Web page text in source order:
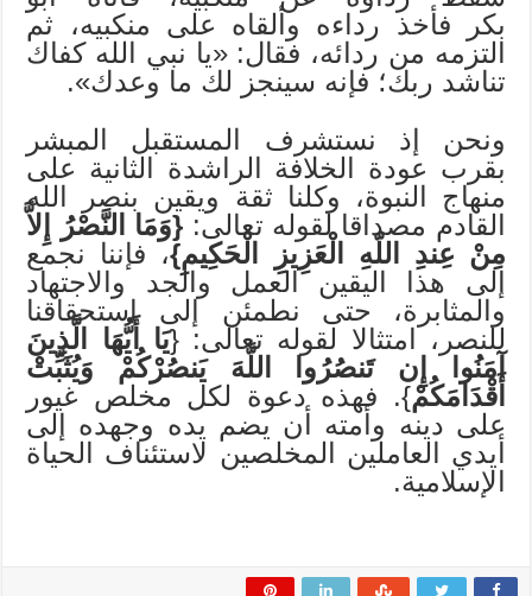
بكر فأخذ رداءه وألقاه على منكبيه، ثم
التزمه من ردائه، فقال: «يا نبي الله كفاك
تناشد ربك؛ فإنه سينجز لك ما وعدك».
ونحن إذ نستشرف المستقبل المبشر
بقرب عودة الخلافة الراشدة الثانية على
منهاج النبوة، وكلنا ثقة ويقين بنصر الله
القادم مصداقا لقوله تعالى: {وَمَا النَّصْرُ إِلاَّ
مِنْ عِندِ اللّهِ الْعَزِيزِ الْحَكِيمِ}، فإننا نجمع
إلى هذا اليقين العمل والجد والاجتهاد
والمثابرة، حتى نطمئن إلى استحقاقنا
للنصر، امتثالا لقوله تعالى: {يَا أَيُّهَا الَّذِينَ
آمَنُوا إِن تَنصُرُوا اللَّهَ يَنصُرْكُمْ وَيُثَبِّتْ
أَقْدَامَكُمْ}. فهذه دعوة لكل مخلص غيور
على دينه وأمته أن يضم يده وجهده إلى
أيدي العاملين المخلصين لاستئناف الحياة
الإسلامية.